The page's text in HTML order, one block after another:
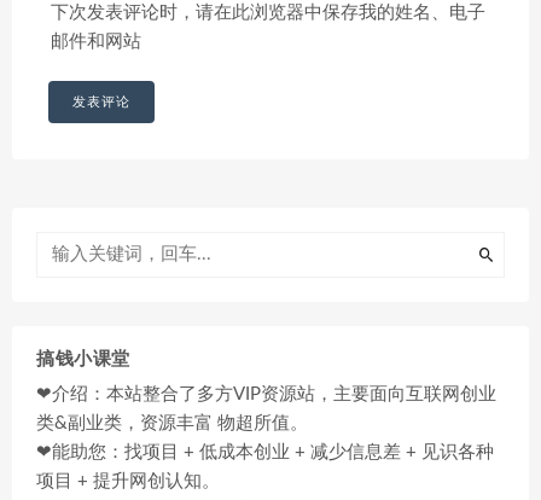
下次发表评论时，请在此浏览器中保存我的姓名、电子
邮件和网站
搞钱小课堂
❤介绍：本站整合了多方VIP资源站，主要面向互联网创业
类&副业类，资源丰富 物超所值。
❤能助您：找项目 + 低成本创业 + 减少信息差 + 见识各种
项目 + 提升网创认知。